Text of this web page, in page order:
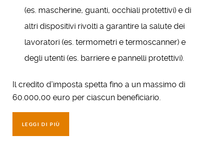
(es. mascherine, guanti, occhiali protettivi) e di
altri dispositivi rivolti a garantire la salute dei
lavoratori (es. termometri e termoscanner) e
degli utenti (es. barriere e pannelli protettivi).
Il credito d’imposta spetta fino a un massimo di
60.000,00 euro per ciascun beneficiario.
LEGGI DI PIÙ